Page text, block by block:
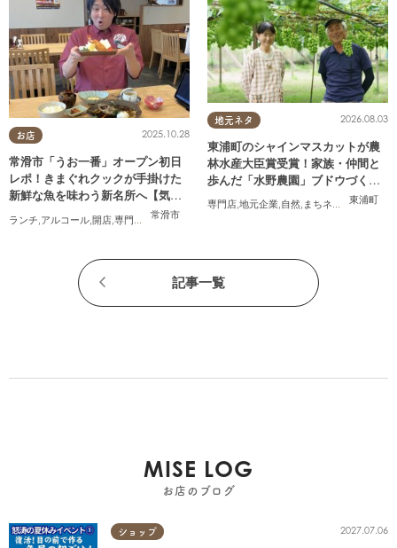
お店
常滑市
2025.10.28
常滑市「うお一番」オープン初日
レポ！きまぐれクックが手掛けた
新鮮な魚を味わう新名所へ【気に
なるリサーチ#31】
ランチ,アルコール,開店,専門店 気になるリサーチ
地元ネタ
東浦町
2026.08.03
東浦町のシャインマスカットが農
林水産大臣賞受賞！家族・仲間と
歩んだ「水野農園」ブドウづくり
の軌跡
専門店,地元企業,自然, まちネタ 季節ネタ
記事一覧
MISE LOG
お店のブログ
ショップ 2027.07.06